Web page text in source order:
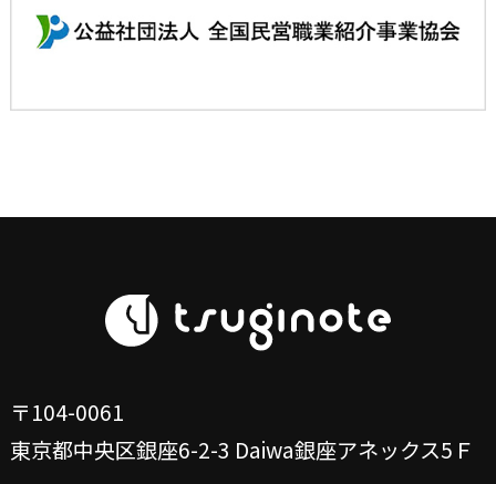
〒104-0061
東京都中央区銀座6-2-3 Daiwa銀座アネックス5Ｆ